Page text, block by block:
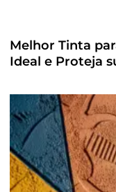
Melhor Tinta
Ideal e Proteja